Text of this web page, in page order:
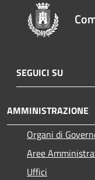
SEGUICI SU
AMMINISTRAZIONE
Organi di
Aree
Uffici